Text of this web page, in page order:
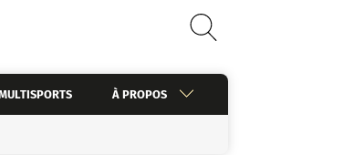
À PROPOS